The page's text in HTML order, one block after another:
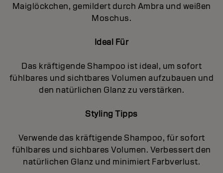
Maiglöckchen, gemildert durch Ambra und weißen
Moschus.
Ideal Für
Das kräftigende Shampoo ist ideal, um sofort
fühlbares und sichtbares Volumen aufzubauen und
den natürlichen Glanz zu verstärken.
Styling Tipps
Verwende das kräftigende Shampoo, für sofort
fühlbares und sichbares Volumen. Verbessert den
natürlichen Glanz und minimiert Farbverlust.